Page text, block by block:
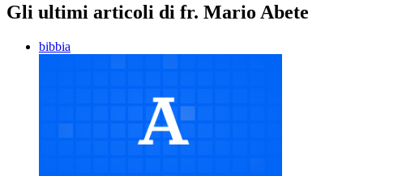
Gli ultimi articoli di fr. Mario Abete
bibbia